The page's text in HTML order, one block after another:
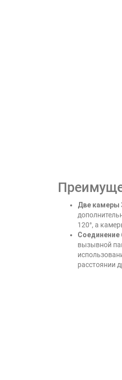
Две камеры
120°, а
Соединение
вызывной
расстоянии